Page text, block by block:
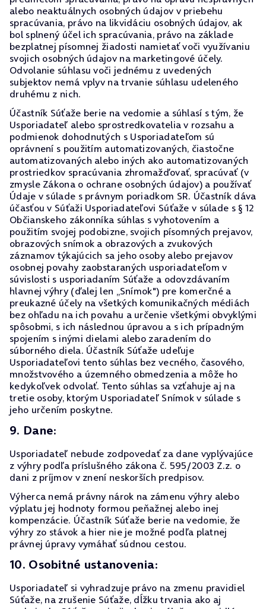
alebo neaktuálnych osobných údajov v priebehu
spracúvania, právo na likvidáciu osobných údajov, ak
bol splnený účel ich spracúvania, právo na základe
bezplatnej písomnej žiadosti namietať voči využívaniu
svojich osobných údajov na marketingové účely.
Odvolanie súhlasu voči jednému z uvedených
subjektov nemá vplyv na trvanie súhlasu udeleného
druhému z nich.
Účastník Súťaže berie na vedomie a súhlasí s tým, že
Usporiadateľ alebo sprostredkovatelia v rozsahu a
podmienok dohodnutých s Usporiadateľom sú
oprávnení s použitím automatizovaných, čiastočne
automatizovaných alebo iných ako automatizovaných
prostriedkov spracúvania zhromažďovať, spracúvať (v
zmysle Zákona o ochrane osobných údajov) a používať
Údaje v súlade s právnym poriadkom SR. Účastník dáva
účasťou v Súťaži Usporiadateľovi Súťaže v súlade s § 12
Občianskeho zákonníka súhlas s vyhotovením a
použitím svojej podobizne, svojich písomných prejavov,
obrazových snímok a obrazových a zvukových
záznamov týkajúcich sa jeho osoby alebo prejavov
osobnej povahy zaobstaraných usporiadateľom v
súvislosti s usporiadaním Súťaže a odovzdávaním
hlavnej výhry (ďalej len „Snímok") pre komerčné a
preukazné účely na všetkých komunikačných médiách
bez ohľadu na ich povahu a určenie všetkými obvyklými
spôsobmi, s ich následnou úpravou a s ich prípadným
spojením s inými dielami alebo zaradením do
súborného diela. Účastník Súťaže udeľuje
Usporiadateľovi tento súhlas bez vecného, časového,
množstvového a územného obmedzenia a môže ho
kedykoľvek odvolať. Tento súhlas sa vzťahuje aj na
tretie osoby, ktorým Usporiadateľ Snímok v súlade s
jeho určením poskytne.
9. Dane:
Usporiadateľ nebude zodpovedať za dane vyplývajúce
z výhry podľa príslušného zákona č. 595/2003 Z.z. o
dani z príjmov v znení neskorších predpisov.
Výherca nemá právny nárok na zámenu výhry alebo
výplatu jej hodnoty formou peňažnej alebo inej
kompenzácie. Účastník Súťaže berie na vedomie, že
výhry zo stávok a hier nie je možné podľa platnej
právnej úpravy vymáhať súdnou cestou.
10. Osobitné ustanovenia:
Usporiadateľ si vyhradzuje právo na zmenu pravidiel
Súťaže, na zrušenie Súťaže, dĺžku trvania ako aj